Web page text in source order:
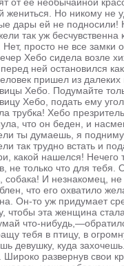
жениться. Но никому не
дары ей не подносили!
так уж
просто не все замки
Хебо сидела возле
перед ней остановился
пришел из
Хебо. Подумайте
Хебо, подать ему
трубка! Хебо
что он беден, и
ты думаешь, я
так трудно встать и
какой нашелся! Нечего
не только что для тебя.
собака! И незнакомец,
что его охватило
Он-то уж придумает
чтобы эта женщина
что-
тебя в птицу, в
девушку, куда
Широко развернув свои